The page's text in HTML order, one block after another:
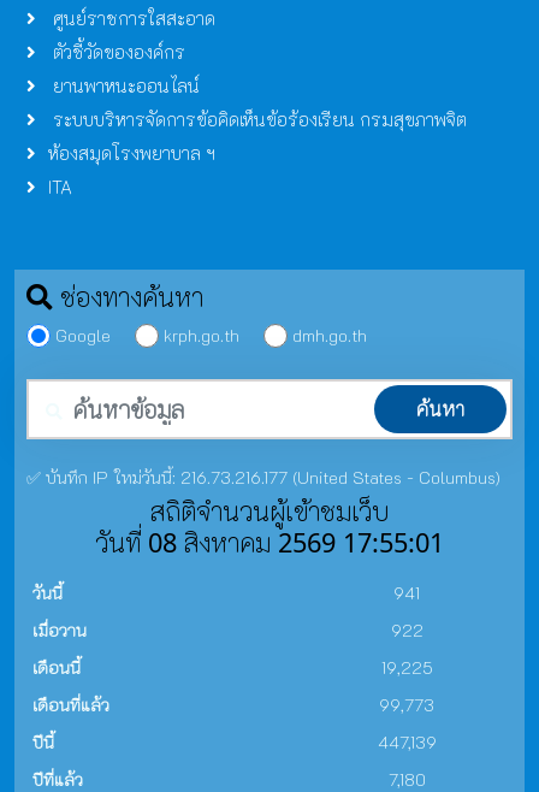
ศูนย์ราชการใสสะอาด
ตัวชี้วัดขององค์กร
ยานพาหนะออนไลน์
ระบบบริหารจัดการข้อคิดเห็นข้อร้องเรียน กรมสุขภาพจิต
ห้องสมุดโรงพยาบาล ฯ
ITA
ช่องทางค้นหา
Google krph.go.th dmh.go.th
ค้นหา
✅ บันทึก IP ใหม่วันนี้: 216.73.216.177 (United States - Columbus)
สถิติจำนวนผู้เข้าชมเว็บ
วันที่ 08 สิงหาคม 2569 17:55:01
วันนี้
941
เมื่อวาน
922
เดือนนี้
19,225
เดือนที่แล้ว
99,773
ปีนี้
447,139
ปีที่แล้ว
7,180